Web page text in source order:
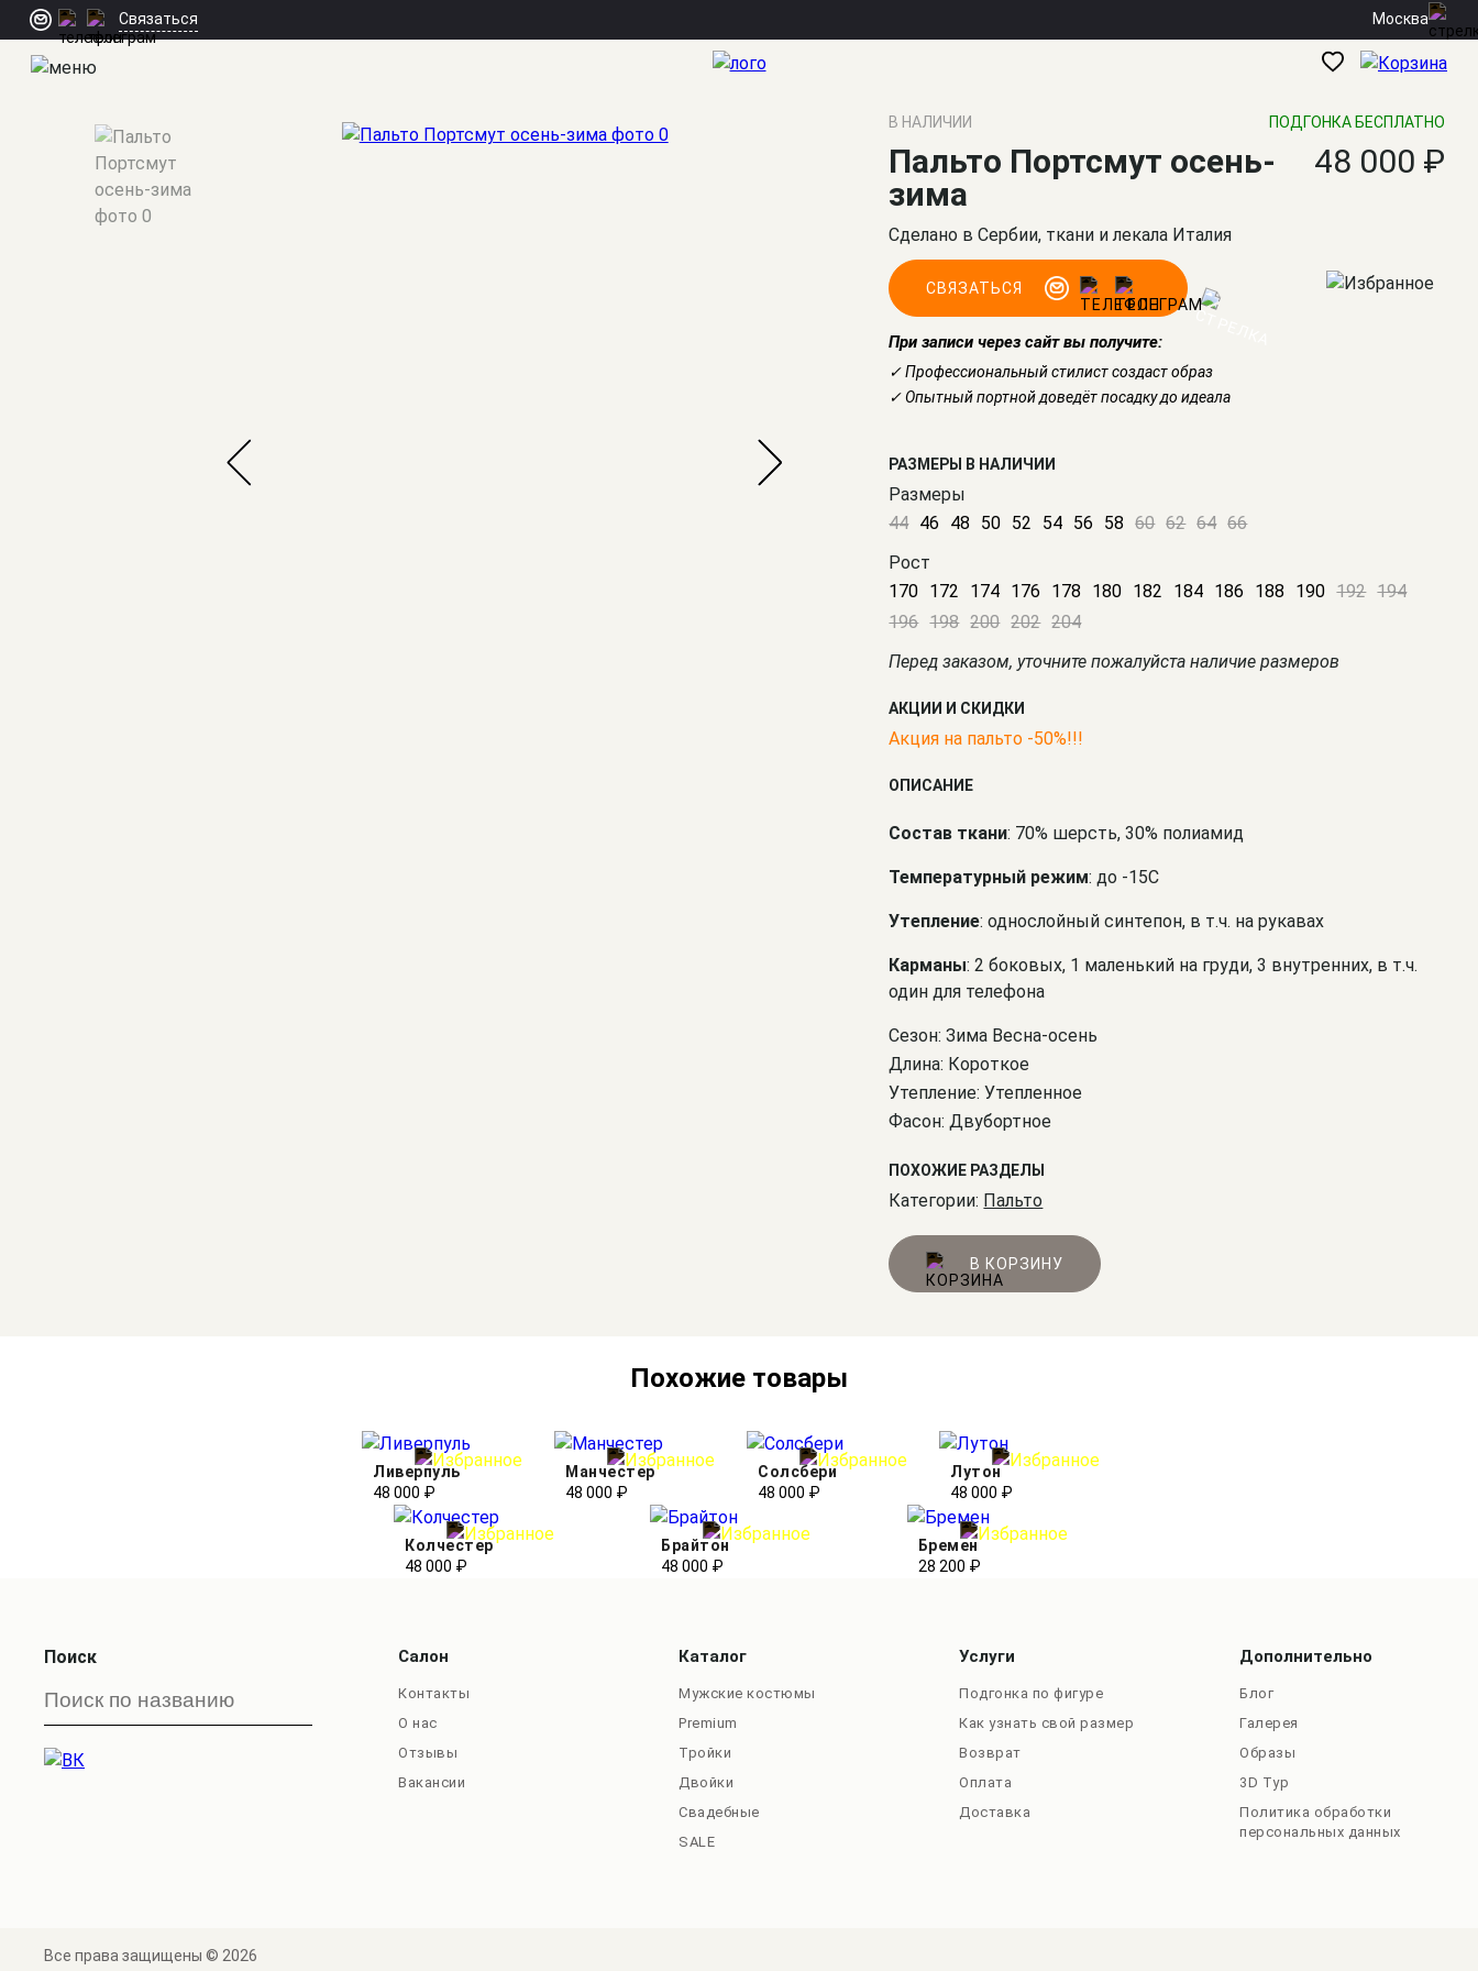
Связаться Москва
Мужские костюмы
В НАЛИЧИИ ПОДГОНКА БЕСПЛАТНО
Пальто Портсмут осень-
зима
48 000 ₽
Сделано в Сербии, ткани и лекала Италия
СВЯЗАТЬСЯ
При записи через сайт вы получите:
✓ Профессиональный стилист создаст образ
✓ Опытный портной доведёт посадку до идеала
РАЗМЕРЫ В НАЛИЧИИ
Размеры
44 46 48 50 52 54 56 58 60 62 64 66
Рост
170 172 174 176 178 180 182 184 186 188 190 192 194
196 198 200 202 204
Перед заказом, уточните пожалуйста наличие размеров
АКЦИИ И СКИДКИ
Акция на пальто -50%!!!
ОПИСАНИЕ
Состав ткани: 70% шерсть, 30% полиамид
Температурный режим: до -15С
Утепление: однослойный синтепон, в т.ч. на рукавах
Карманы: 2 боковых, 1 маленький на груди, 3 внутренних, в т.ч.
один для телефона
Сезон: Зима Весна-осень
Длина: Короткое
Утепление: Утепленное
Фасон: Двубортное
ПОХОЖИЕ РАЗДЕЛЫ
Категории: Пальто
В КОРЗИНУ
Похожие товары
Ливерпуль
48 000 ₽
Манчестер
48 000 ₽
Солсбери
48 000 ₽
Лутон
48 000 ₽
Колчестер
48 000 ₽
Брайтон
48 000 ₽
Бремен
28 200 ₽
Поиск Салон
Контакты
О нас
Отзывы
Вакансии
Каталог
Мужские костюмы
Premium
Тройки
Двойки
Свадебные
SALE
Услуги
Подгонка по фигуре
Как узнать свой размер
Возврат
Оплата
Доставка
Дополнительно
Блог
Галерея
Образы
3D Тур
Политика обработки
персональных данных
Все права защищены © 2026